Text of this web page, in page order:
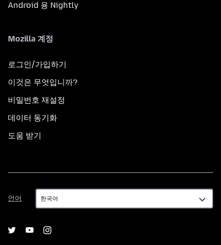
Android 용 Nightly
Mozilla 계정
로그인/가입하기
이것은 무엇입니까?
비밀번호 재설정
데이터 동기화
도움 받기
언어
언
어